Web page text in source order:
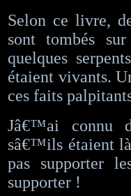
Selon ce livre,
sont tombés
quelques
étaient vivants.
ces faits
Jâ€™ai connu
sâ€™ils étaient
pas supporter
supporter !